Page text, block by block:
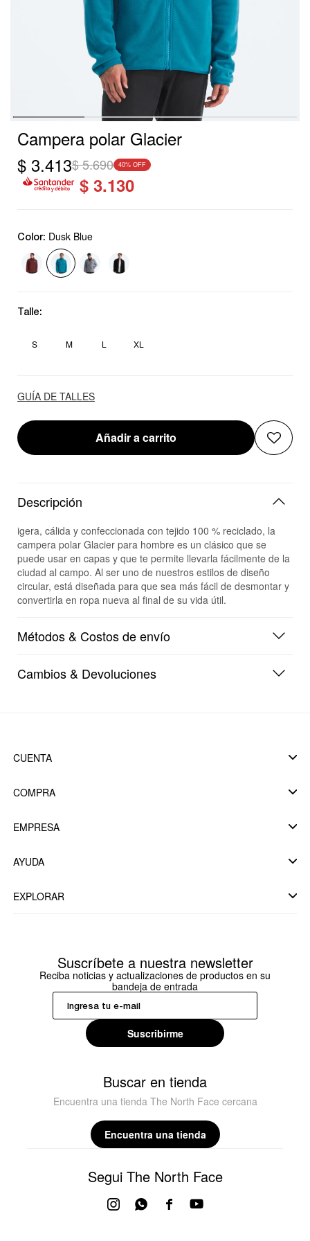
Campera polar Glacier
$ 3.413$5.690 40
$ 3.130
Color: Dusk Blue
Talle:
S M L XL
GUÍA DE TALLES
Añadir a carrito
Descripción
igera, cálida y confeccionada con tejido 100 % reciclado, la
campera polar Glacier para hombre es un clásico que se
puede usar en capas y que te permite llevarla fácilmente de la
ciudad al campo. Al ser uno de nuestros estilos de diseño
circular, está diseñada para que sea más fácil de desmontar y
convertirla en ropa nueva al final de su vida útil.
Métodos & Costos de envío
Cambios & Devoluciones
CUENTA
COMPRA
EMPRESA
AYUDA
EXPLORAR
Suscríbete a nuestra newsletter
Reciba noticias y actualizaciones de productos en su
bandeja de entrada
Suscribirme
Buscar en tienda
Encuentra una tienda The North Face cercana
Encuentra una tienda
Segui The North Face
 
 